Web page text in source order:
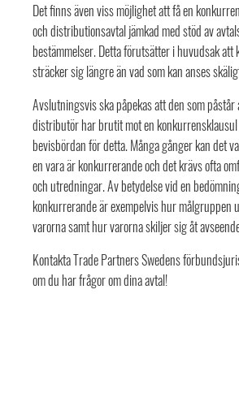
Det finns även viss möjlighet att få en
och distributionsavtal jämkad med stöd av
bestämmelser. Detta förutsätter i huvudsak att
sträcker sig längre än vad som kan anses
Avslutningsvis ska påpekas att den som
distributör har brutit mot en
bevisbördan för detta. Många gånger kan det
en vara är konkurrerande och det krävs ofta
och utredningar. Av betydelse vid en
konkurrerande är exempelvis hur målgruppen
varorna samt hur varorna skiljer sig åt
Kontakta Trade Partners Swedens
om du har frågor om dina avtal!